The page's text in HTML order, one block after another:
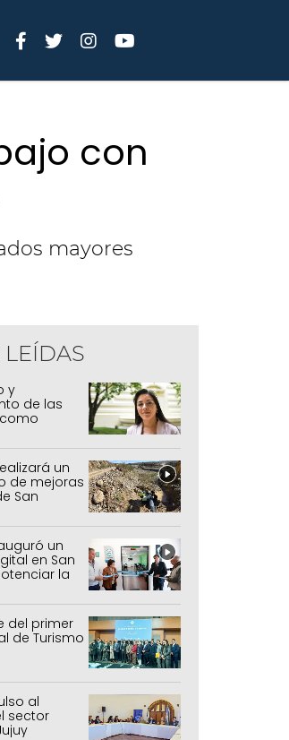
con
mayores
en acuerdos de trabajo con
afiliados
LEÍDAS
y
de las
un
de mejoras
San
un
en San
la
del primer
de Turismo
al
sector